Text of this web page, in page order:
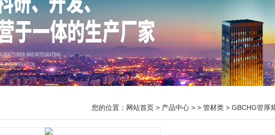
您的位置： 网站首页 > 产品中心 > > 管材类 > GBCHG管厚